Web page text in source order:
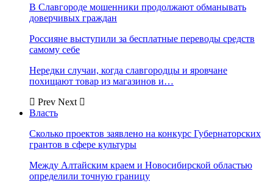
В Славгороде мошенники продолжают обманывать
доверчивых граждан
Россияне выступили за бесплатные переводы средств
самому себе
Нередки случаи, когда славгородцы и яровчане
похищают товар из магазинов и…
Prev Next
Власть
Сколько проектов заявлено на конкурс Губернаторских
грантов в сфере культуры
Между Алтайским краем и Новосибирской областью
определили точную границу